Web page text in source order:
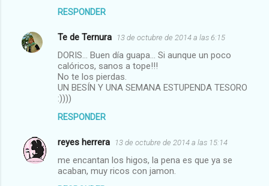
RESPONDER
Te de Ternura 13 de octubre de 2014 a las 6:15
DORIS... Buen día guapa... Si aunque un poco
calóricos, sanos a tope!!!
No te los pierdas.
UN BESÍN Y UNA SEMANA ESTUPENDA TESORO
:))))
RESPONDER
reyes herrera 13 de octubre de 2014 a las 15:14
me encantan los higos, la pena es que ya se
acaban, muy ricos con jamon.